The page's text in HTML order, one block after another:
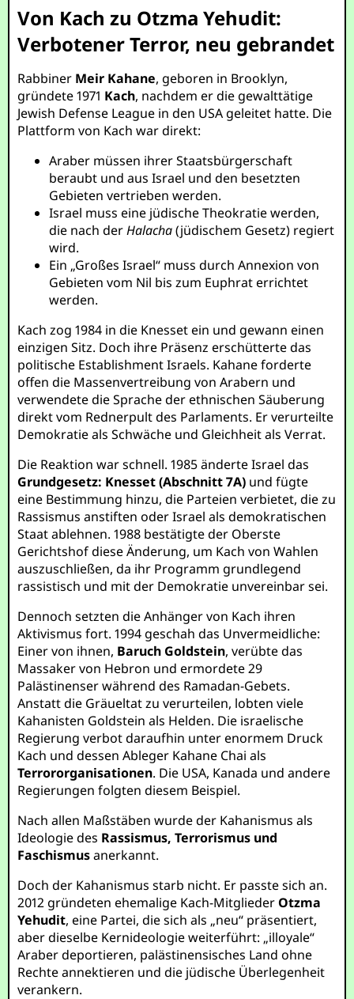
Von Kach zu Otzma Yehudit:
Verbotener Terror, neu gebrandet
Rabbiner Meir Kahane, geboren in Brooklyn,
gründete 1971 Kach, nachdem er die gewalttätige
Jewish Defense League in den USA geleitet hatte. Die
Plattform von Kach war direkt:
Araber müssen ihrer Staatsbürgerschaft
beraubt und aus Israel und den besetzten
Gebieten vertrieben werden.
Israel muss eine jüdische Theokratie werden,
die nach derHalacha(jüdischem Gesetz) regiert
wird.
Ein „Großes Israel“ muss durch Annexion von
Gebieten vom Nil bis zum Euphrat errichtet
werden.
Kach zog 1984 in die Knesset ein und gewann einen
einzigen Sitz. Doch ihre Präsenz erschütterte das
politische Establishment Israels. Kahane forderte
offen die Massenvertreibung von Arabern und
verwendete die Sprache der ethnischen Säuberung
direkt vom Rednerpult des Parlaments. Er verurteilte
Demokratie als Schwäche und Gleichheit als Verrat.
Die Reaktion war schnell. 1985 änderte Israel das
Grundgesetz: Knesset (Abschnitt 7A) und fügte
eine Bestimmung hinzu, die Parteien verbietet, die zu
Rassismus anstiften oder Israel als demokratischen
Staat ablehnen. 1988 bestätigte der Oberste
Gerichtshof diese Änderung, um Kach von Wahlen
auszuschließen, da ihr Programm grundlegend
rassistisch und mit der Demokratie unvereinbar sei.
Dennoch setzten die Anhänger von Kach ihren
Aktivismus fort. 1994 geschah das Unvermeidliche:
Einer von ihnen, Baruch Goldstein, verübte das
Massaker von Hebron und ermordete 29
Palästinenser während des Ramadan-Gebets.
Anstatt die Gräueltat zu verurteilen, lobten viele
Kahanisten Goldstein als Helden. Die israelische
Regierung verbot daraufhin unter enormem Druck
Kach und dessen Ableger Kahane Chai als
Terrororganisationen. Die USA, Kanada und andere
Regierungen folgten diesem Beispiel.
Nach allen Maßstäben wurde der Kahanismus als
Ideologie des Rassismus, Terrorismus und
Faschismusanerkannt.
Doch der Kahanismus starb nicht. Er passte sich an.
2012 gründeten ehemalige Kach-MitgliederOtzma
Yehudit, eine Partei, die sich als „neu“ präsentiert,
aber dieselbe Kernideologie weiterführt: „illoyale“
Araber deportieren, palästinensisches Land ohne
Rechte annektieren und die jüdische Überlegenheit
verankern.